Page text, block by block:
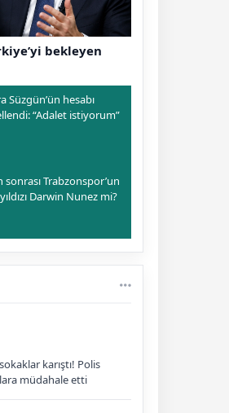
bekleyen
Süzgün’ün hesabı
“Adalet istiyorum”
sonrası Trabzonspor’un
Darwin Nunez mi?
karıştı! Polis
müdahale etti